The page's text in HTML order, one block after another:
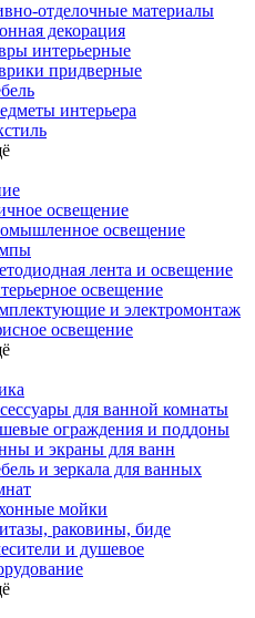
отделочные материалы
декорация
интерьерные
придверные
интерьера
освещение
освещение
лента и освещение
освещение
и электромонтаж
освещение
для ванной комнаты
ограждения и поддоны
и экраны для ванн
и зеркала для ванных
мойки
раковины, биде
и душевое